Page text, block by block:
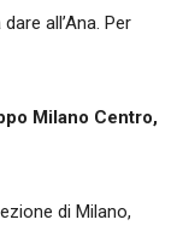
all’Ana. Per
Milano Centro,
di Milano,